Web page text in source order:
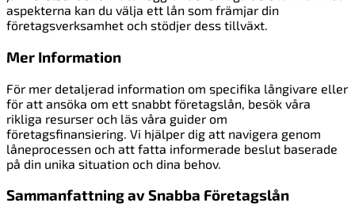
aspekterna kan du välja ett lån som främjar din
företagsverksamhet och stödjer dess tillväxt.
Mer Information
För mer detaljerad information om specifika långivare eller
för att ansöka om ett snabbt företagslån, besök våra
rikliga resurser och läs våra guider om
företagsfinansiering. Vi hjälper dig att navigera genom
låneprocessen och att fatta informerade beslut baserade
på din unika situation och dina behov.
Sammanfattning av Snabba Företagslån